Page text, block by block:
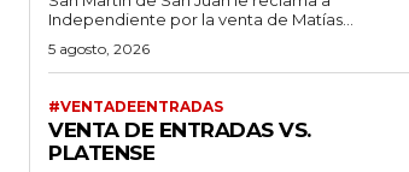
Independiente por la venta de Matías...
5 agosto, 2026
#VENTADEENTRADAS
VENTA DE ENTRADAS VS.
PLATENSE